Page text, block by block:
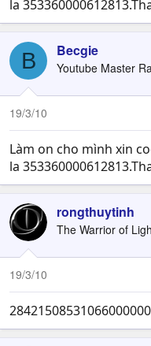
la
B Becgie
Youtube Master
19/3/10
Làm on cho mình xin
la
rongthuytinh
The Warrior of
19/3/10